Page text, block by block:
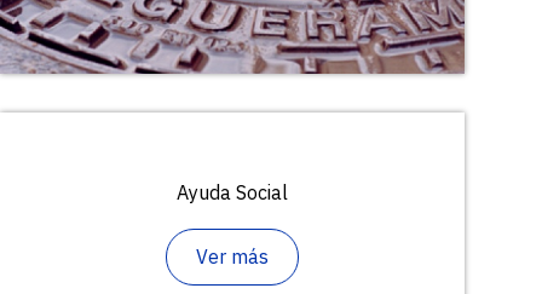
Ayuda Social
Ver más